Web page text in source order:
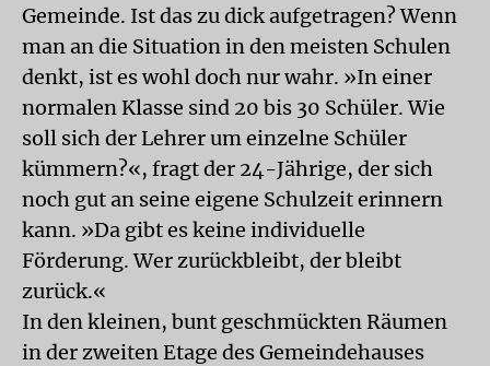
Gemeinde. Ist das zu dick aufgetragen? Wenn
man an die Situation in den meisten Schulen
denkt, ist es wohl doch nur wahr. »In einer
normalen Klasse sind 20 bis 30 Schüler. Wie
soll sich der Lehrer um einzelne Schüler
kümmern?«, fragt der 24-Jährige, der sich
noch gut an seine eigene Schulzeit erinnern
kann. »Da gibt es keine individuelle
Förderung. Wer zurückbleibt, der bleibt
zurück.«
In den kleinen, bunt geschmückten Räumen
in der zweiten Etage des Gemeindehauses